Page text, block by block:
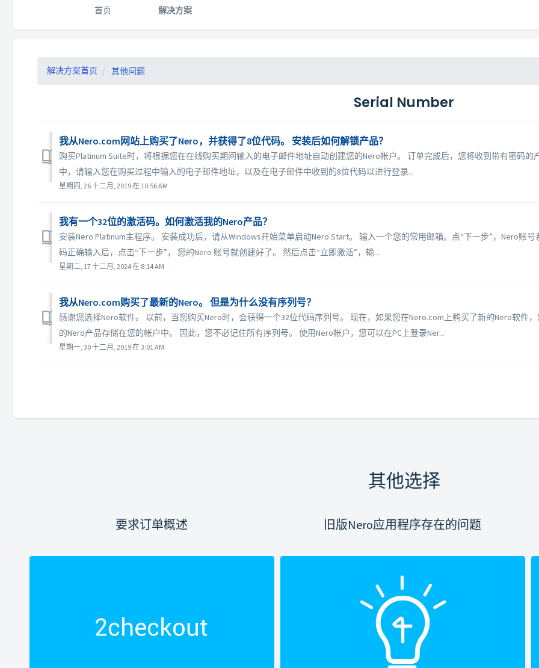
首页 解决方案
解决方案首页 其他问题
Serial Number
我从Nero.com网站上购买了Nero，并获得了8位代码。 安装后如何解锁产品？
购买Platinum Suite时，将根据您在在线购买期间输入的电子邮件地址自动创建您的Nero帐户。 订单完成后，您将收到带有密码
中，请输入您在购买过程中输入的电子邮件地址，以及在电子邮件中收到的8位代码以进行登录...
星期四, 26 十二月, 2019 在 10:56 AM
我有一个32位的激活码。如何激活我的Nero产品？
安装Nero Platinum主程序。 安装成功后，请从Windows开始菜单启动Nero Start。 输入一个您的常用邮箱。点“下一步”，Nero账
码正确输入后，点击“下一步”， 您的Nero 账号就创建好了。 然后点击“立即激活”，输...
星期二, 17 十二月, 2024 在 8:14 AM
我从Nero.com购买了最新的Nero。 但是为什么没有序列号？
感谢您选择Nero软件。 以前，当您购买Nero时，会获得一个32位代码序列号。 现在，如果您在Nero.com上购买了新的Nero软件
的Nero产品存储在您的帐户中。 因此，您不必记住所有序列号。 使用Nero帐户，您可以在PC上登录Ner...
星期一, 30 十二月, 2019 在 3:01 AM
其他选择
要求订单概述 旧版Nero应用程序存在的问题